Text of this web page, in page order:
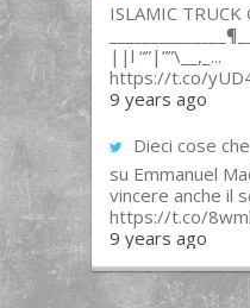
ISLAMIC TRUCK
||l “”|””\__,_...
https://t.co/
9 years ago
Dieci cose
su Emmanuel
vincere anche il
https://t.co/
9 years ago